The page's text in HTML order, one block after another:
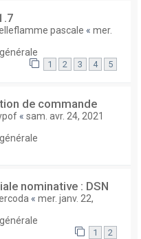
pascale « mer.
1 2 3 4 5
de commande
« sam. avr. 24, 2021
nominative : DSN
« mer. janv. 22,
1 2